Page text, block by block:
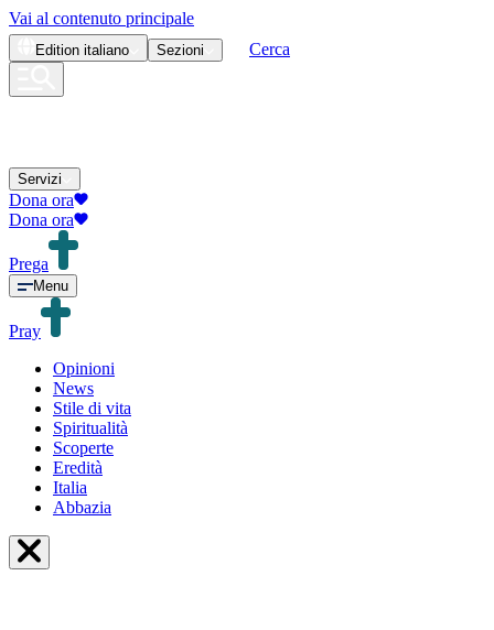
Vai al contenuto principale
Edition italiano Sezioni Cerca
Servizi
Dona ora
Dona ora
Prega
Menu
Pray
Opinioni
News
Stile di vita
Spiritualità
Scoperte
Eredità
Italia
Abbazia